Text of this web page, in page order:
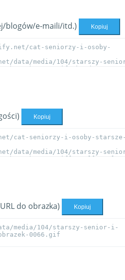
blogów/e-maili/itd.) Kopiuj
Kopiuj
do obrazka) Kopiuj